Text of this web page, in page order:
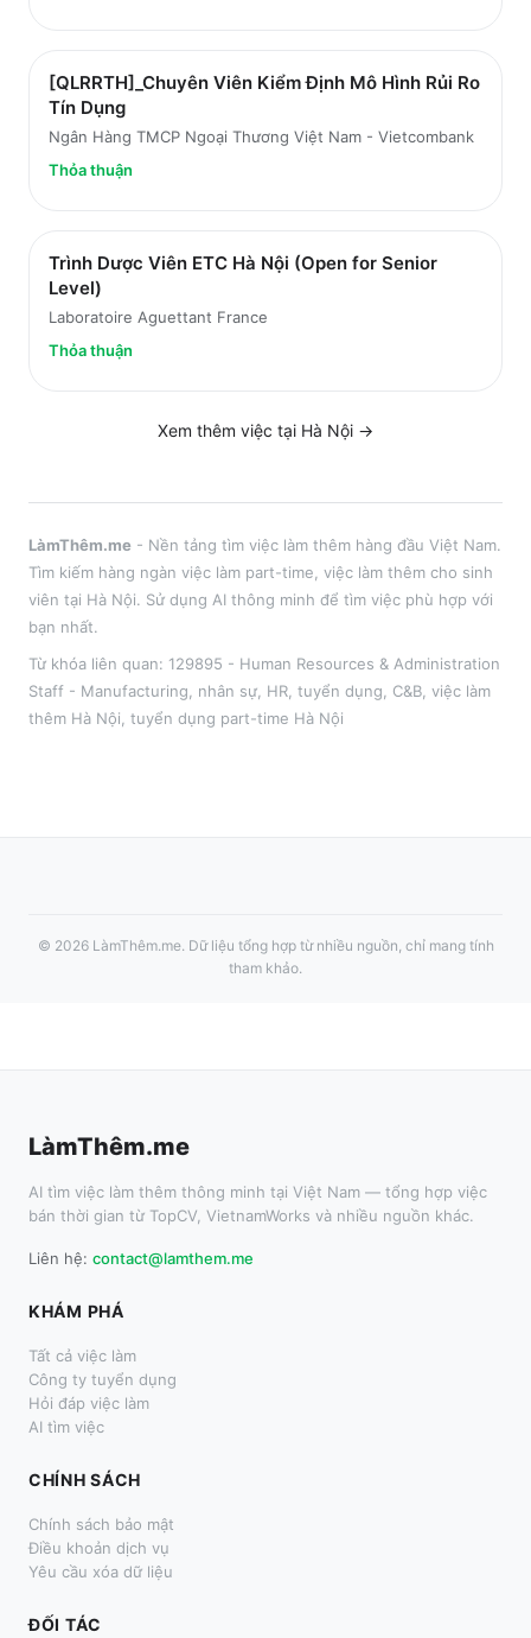
[QLRRTH]_Chuyên Viên Kiểm Định Mô Hình Rủi Ro
Tín Dụng
Ngân Hàng TMCP Ngoại Thương Việt Nam - Vietcombank
Thỏa thuận
Trình Dược Viên ETC Hà Nội (Open for Senior
Level)
Laboratoire Aguettant France
Thỏa thuận
Xem thêm việc tại Hà Nội →
LàmThêm.me - Nền tảng tìm việc làm thêm hàng đầu Việt Nam.
Tìm kiếm hàng ngàn việc làm part-time, việc làm thêm cho sinh
viên tại Hà Nội. Sử dụng AI thông minh để tìm việc phù hợp với
bạn nhất.
Từ khóa liên quan: 129895 - Human Resources & Administration
Staff - Manufacturing
nhân sự, HR, tuyển dụng, C&B , việc làm
thêm Hà Nội , tuyển dụng part-time Hà Nội
© 2026 LàmThêm.me. Dữ liệu tổng hợp từ nhiều nguồn, chỉ mang tính
tham khảo.
LàmThêm.me
AI tìm việc làm thêm thông minh tại Việt Nam — tổng hợp việc
bán thời gian từ TopCV, VietnamWorks và nhiều nguồn khác.
Liên hệ: contact@lamthem.me
KHÁM PHÁ
Tất cả việc làm
Công ty tuyển dụng
Hỏi đáp việc làm
AI tìm việc
CHÍNH SÁCH
Chính sách bảo mật
Điều khoản dịch vụ
Yêu cầu xóa dữ liệu
ĐỐI TÁC